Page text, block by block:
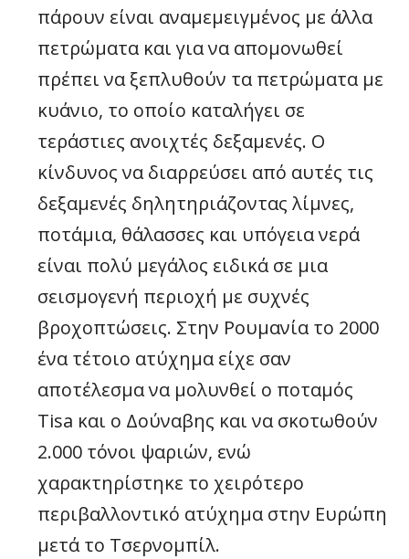
πάρουν είναι αναμεμειγμένος με άλλα
πετρώματα και για να απομονωθεί
πρέπει να ξεπλυθούν τα πετρώματα με
κυάνιο, το οποίο καταλήγει σε
τεράστιες ανοιχτές δεξαμενές. Ο
κίνδυνος να διαρρεύσει από αυτές τις
δεξαμενές δηλητηριάζοντας λίμνες,
ποτάμια, θάλασσες και υπόγεια νερά
είναι πολύ μεγάλος ειδικά σε μια
σεισμογενή περιοχή με συχνές
βροχοπτώσεις. Στην Ρουμανία το 2000
ένα τέτοιο ατύχημα είχε σαν
αποτέλεσμα να μολυνθεί ο ποταμός
Tisa και ο Δούναβης και να σκοτωθούν
2.000 τόνοι ψαριών, ενώ
χαρακτηρίστηκε το χειρότερο
περιβαλλοντικό ατύχημα στην Ευρώπη
μετά το Τσερνομπίλ.